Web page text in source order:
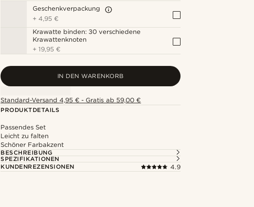
Geschenkverpackung
+4,95 €
Krawatte binden: 30 verschiedene
Krawattenknoten
+19,95 €
IN DEN WARENKORB
Standard-Versand 4,95 € - Gratis ab 59,00 €
PRODUKTDETAILS
Passendes Set
Leicht zu falten
Schöner Farbakzent
BESCHREIBUNG
SPEZIFIKATIONEN
KUNDENREZENSIONEN
4.9